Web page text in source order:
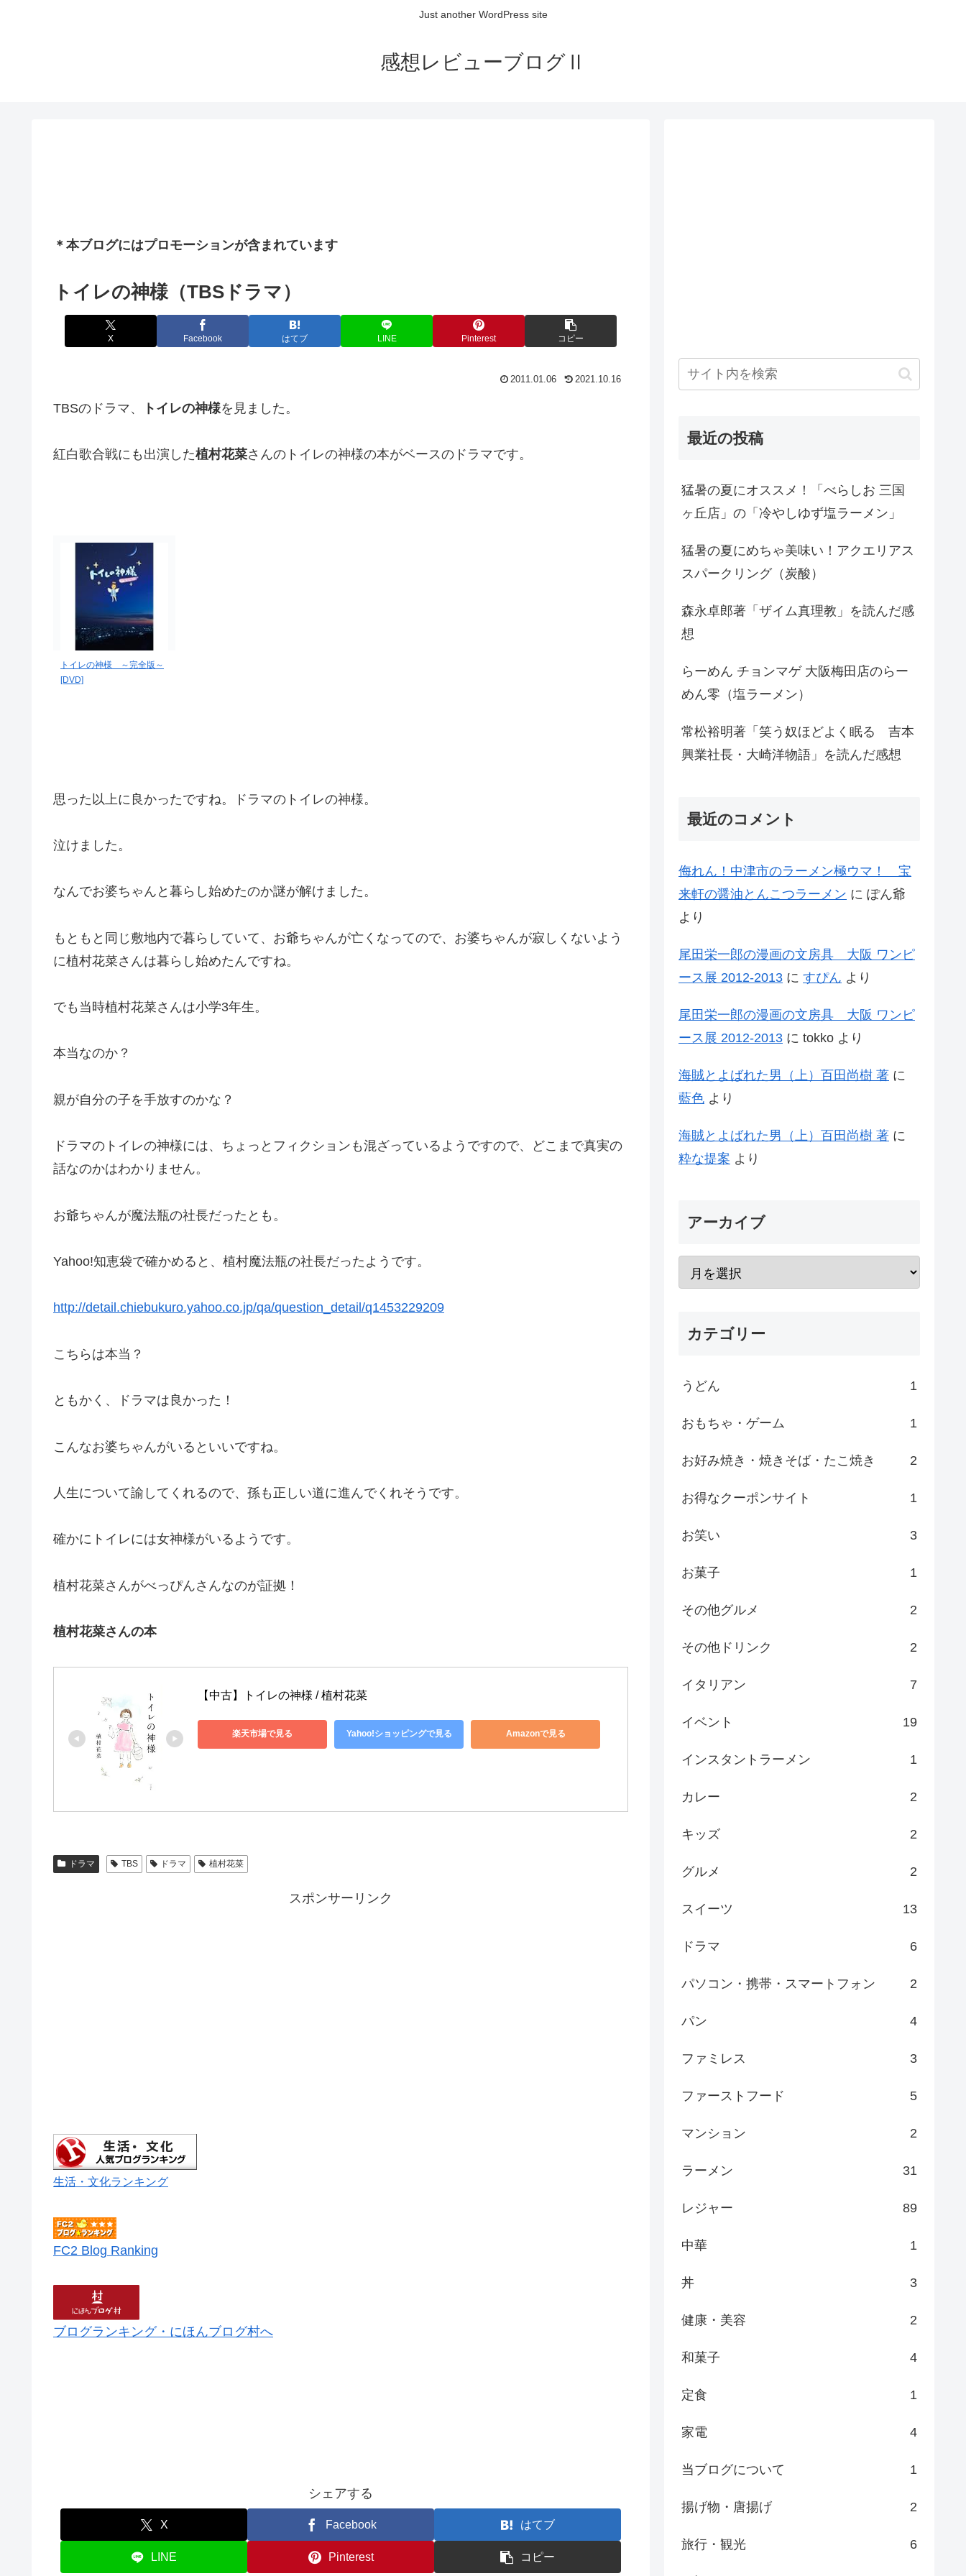
Just another WordPress site
感想レビューブログⅡ
＊本ブログにはプロモーションが含まれています
トイレの神様（TBSドラマ）
X Facebook はてブ LINE Pinterest コピー
2011.01.06 2021.10.16
TBSのドラマ、 トイレの神様を見ました。
紅白歌合戦にも出演した植村花菜さんのトイレの神様の本がベースのドラマです。
トイレの神様 ～完全版～
[DVD]
思った以上に良かったですね。ドラマのトイレの神様。
泣けました。
なんでお婆ちゃんと暮らし始めたのか謎が解けました。
もともと同じ敷地内で暮らしていて、お爺ちゃんが亡くなってので、お婆ちゃんが寂しくないよう
に植村花菜さんは暮らし始めたんですね。
でも当時植村花菜さんは小学3年生。
本当なのか？
親が自分の子を手放すのかな？
ドラマのトイレの神様には、ちょっとフィクションも混ざっているようですので、どこまで真実の
話なのかはわかりません。
お爺ちゃんが魔法瓶の社長だったとも。
Yahoo!知恵袋で確かめると、植村魔法瓶の社長だったようです。
http://detail.chiebukuro.yahoo.co.jp/qa/question_detail/q1453229209
こちらは本当？
ともかく、ドラマは良かった！
こんなお婆ちゃんがいるといいですね。
人生について諭してくれるので、孫も正しい道に進んでくれそうです。
確かにトイレには女神様がいるようです。
植村花菜さんがべっぴんさんなのが証拠！
植村花菜さんの本
【中古】トイレの神様 / 植村花菜
楽天市場で見る Yahoo!ショッピングで見る Amazonで見る
ドラマ TBS ドラマ 植村花菜
スポンサーリンク
生活・文化ランキング
FC2 Blog Ranking
ブログランキング・にほんブログ村へ
シェアする
X Facebook はてブ
LINE Pinterest コピー
最近の投稿
猛暑の夏にオススメ！「べらしお 三国
ヶ丘店」の「冷やしゆず塩ラーメン」
猛暑の夏にめちゃ美味い！アクエリアス
スパークリング（炭酸）
森永卓郎著「ザイム真理教」を読んだ感
想
らーめん チョンマゲ 大阪梅田店のらー
めん零（塩ラーメン）
常松裕明著「笑う奴ほどよく眠る 吉本
興業社長・大崎洋物語」を読んだ感想
最近のコメント
侮れん！中津市のラーメン極ウマ！ 宝
来軒の醤油とんこつラーメン に ぽん爺
より
尾田栄一郎の漫画の文房具 大阪 ワンピ
ース展 2012-2013 に すぴん より
尾田栄一郎の漫画の文房具 大阪 ワンピ
ース展 2012-2013 に tokko より
海賊とよばれた男（上）百田尚樹 著 に
藍色 より
海賊とよばれた男（上）百田尚樹 著 に
粋な提案 より
アーカイブ
カテゴリー
うどん 1
おもちゃ・ゲーム 1
お好み焼き・焼きそば・たこ焼き 2
お得なクーポンサイト 1
お笑い 3
お菓子 1
その他グルメ 2
その他ドリンク 2
イタリアン 7
イベント 19
インスタントラーメン 1
カレー 2
キッズ 2
グルメ 2
スイーツ 13
ドラマ 6
パソコン・携帯・スマートフォン 2
パン 4
ファミレス 3
ファーストフード 5
マンション 2
ラーメン 31
レジャー 89
中華 1
丼 3
健康・美容 2
和菓子 4
定食 1
家電 4
当ブログについて 1
揚げ物・唐揚げ 2
旅行・観光 6